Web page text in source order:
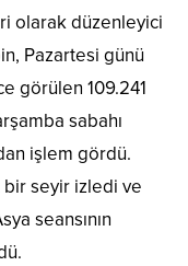
olarak düzenleyici
Pazartesi günü
görülen 109.241
sabahı
işlem gördü.
bir seyir izledi ve
seansının